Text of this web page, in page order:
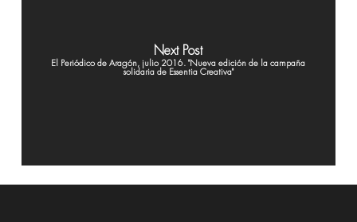
Next Post
El Periódico de Aragón, julio 2016. "Nueva edición de la campaña
solidaria de Essentia Creativa"